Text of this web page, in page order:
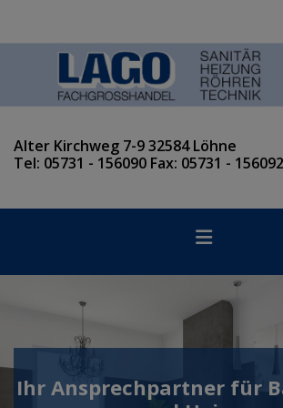
Alter Kirchweg 7-9 32584 Löhne
Tel: 05731 - 156090 Fax: 05731 -
Ihr Ansprechpartner für